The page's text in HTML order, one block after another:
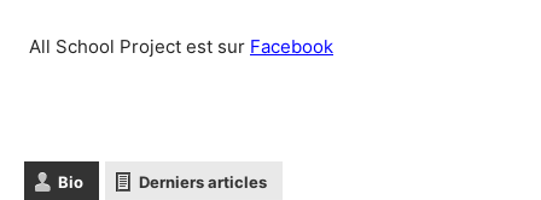
All School Project est sur Facebook
Bio Derniers articles